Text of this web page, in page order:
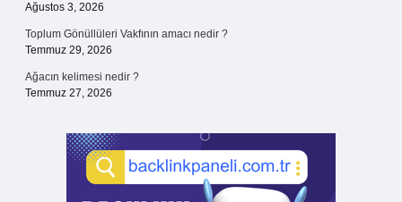
Ağustos 3, 2026
Toplum Gönüllüleri Vakfının amacı nedir ?
Temmuz 29, 2026
Ağacın kelimesi nedir ?
Temmuz 27, 2026